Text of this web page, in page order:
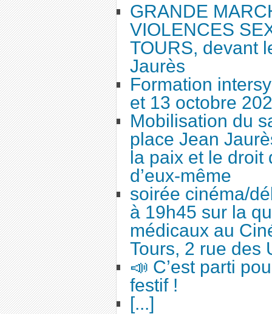
GRANDE
VIOLENCES
TOURS, devant
Jaurès
Formation
et 13 octobre
Mobilisation du
place Jean
la paix et le droit
d’eux-même
soirée cinéma/
à 19h45 sur la
médicaux au
Tours, 2 rue des
📣 C’est parti
festif !
[...]